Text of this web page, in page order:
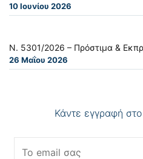
10 Ιουνίου 2026
Ν. 5301/2026 – Πρόστιμα &
26 Μαΐου 2026
Κάντε εγγραφή